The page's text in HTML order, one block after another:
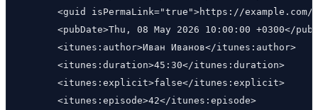
<guid isPermaLink="true">https://
<pubDate>Thu, 08 May 2026 10:00:00 +0300</
      <itunes:author>Иван Иванов</itunes:author>
      <itunes:duration>45:30</itunes:duration>
      <itunes:explicit>false</itunes:explicit>
      <itunes:episode>42</itunes:episode>